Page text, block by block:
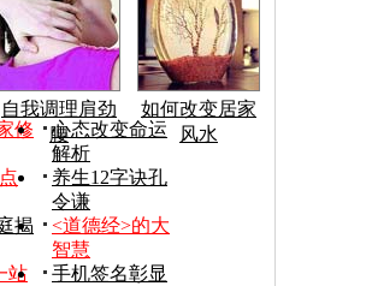
自我调理肩劲
腰
如何改变居家
风水
修
心态改变命运
解析
养生12字诀孔
令谦
揭
<道德经>的大
智慧
站
手机签名彰显